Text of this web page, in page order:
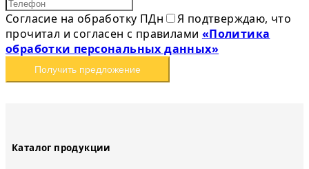
Согласие на обработку ПДн
Я подтверждаю, что
прочитал и согласен с правилами «Политика
обработки персональных данных»
Получить предложение
Каталог продукции